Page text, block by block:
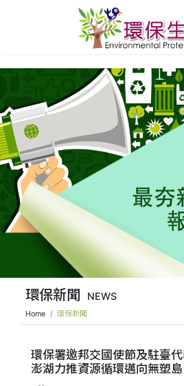
環保新聞 NEWS
Home 環保新聞
環保署邀邦交國使節及駐臺
澎湖力推資源循環邁向無塑島